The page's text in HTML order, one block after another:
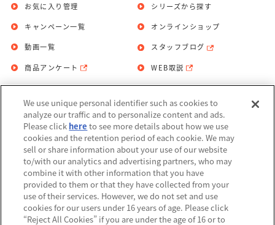
お気に入り管理 シリーズから探す
キャンペーン一覧
動画一覧
商品アンケート
オンラインショップ
スタッフブログ
WEB取説
お問い合わせ 個人情報保護方針
利用規約
Do Not Sell or Share My Personal
Information
アレルギー情報
We use unique personal identifier such as cookies to
analyze our traffic and to personalize content and ads.
Please click here to see more details about how we use
cookies and the retention period of each cookie. We may
sell or share information about your use of our website
to/with our analytics and advertising partners, who may
combine it with other information that you have
provided to them or that they have collected from your
use of their services. However, we do not set and use
cookies for our users under 16 years of age. Please click
“Reject All Cookies” if you are under the age of 16 or to